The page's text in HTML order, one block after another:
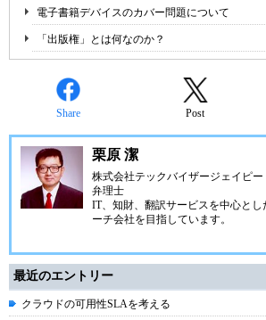
電子書籍デバイスのカバー問題について
「出版権」とは何なのか？
Share Post
栗原 潔
株式会社テックバイザージェイピ
弁理士
IT、知財、翻訳サービスを中心と
ーチ会社を目指しています。
最近のエントリー
クラウドの可用性SLAを考える